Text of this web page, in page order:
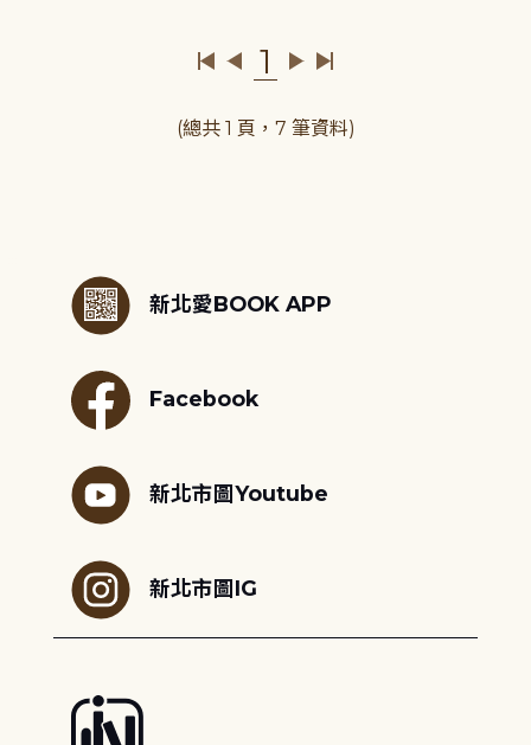
1
(總共 1 頁，7 筆資料)
新北愛BOOK APP
Facebook
新北市圖Youtube
新北市圖IG